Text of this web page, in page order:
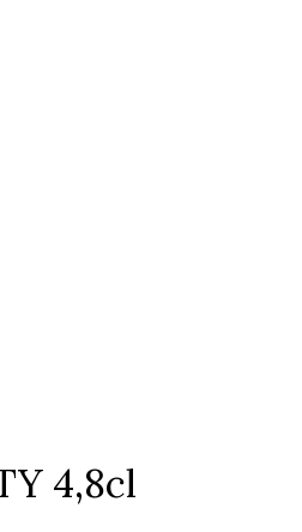
4,8cl